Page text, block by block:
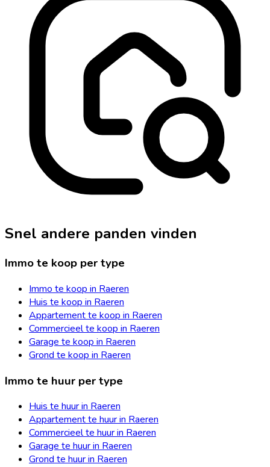
Snel andere panden vinden
Immo te koop per type
Immo te koop in Raeren
Huis te koop in Raeren
Appartement te koop in Raeren
Commercieel te koop in Raeren
Garage te koop in Raeren
Grond te koop in Raeren
Immo te huur per type
Huis te huur in Raeren
Appartement te huur in Raeren
Commercieel te huur in Raeren
Garage te huur in Raeren
Grond te huur in Raeren